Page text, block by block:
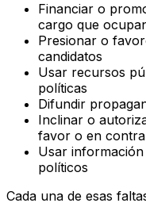
Financiar o
cargo que
Presionar o
candidatos
Usar recursos
políticas
Difundir
Inclinar o
favor o en
Usar
políticos
Cada una de esas